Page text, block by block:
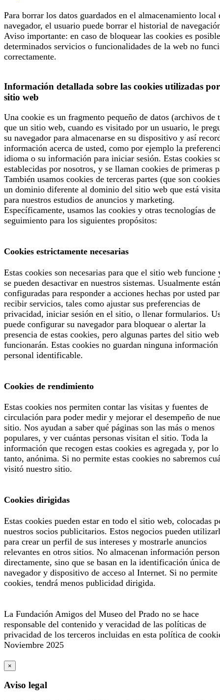
Para borrar los datos guardados en el almacenamiento local
navegador, el usuario puede borrar el historial de
Aviso importante: en caso de bloquear las cookies es
determinados servicios o funcionalidades de la web no
correctamente.
Información detallada sobre las cookies utilizadas por
sitio web
Una cookie es un fragmento pequeño de datos (archivos de
que un sitio web, cuando es visitado por un usuario, le
su navegador para almacenarse en su dispositivo y así
información acerca de usted, como por ejemplo la
idioma o su información para iniciar sesión. Estas cookies
establecidas por nosotros, y se llaman cookies de primeras
También usamos cookies de terceras partes (que son
un dominio diferente al dominio del sitio web que está
para nuestros estudios de anuncios y marketing.
Específicamente, usamos las cookies y otras tecnologías de
seguimiento para los siguientes propósitos:
Cookies estrictamente necesarias
Estas cookies son necesarias para que el sitio web funcione
se pueden desactivar en nuestros sistemas. Usualmente están
configuradas para responder a acciones hechas por usted
recibir servicios, tales como ajustar sus preferencias de
privacidad, iniciar sesión en el sitio, o llenar formularios.
puede configurar su navegador para bloquear o alertar la
presencia de estas cookies, pero algunas partes del sitio
funcionarán. Estas cookies no guardan ninguna información
personal identificable.
Cookies de rendimiento
Estas cookies nos permiten contar las visitas y fuentes de
circulación para poder medir y mejorar el desempeño de
sitio. Nos ayudan a saber qué páginas son las más o menos
populares, y ver cuántas personas visitan el sitio. Toda la
información que recogen estas cookies es agregada y, por lo
tanto, anónima. Si no permite estas cookies no sabremos
visitó nuestro sitio.
Cookies dirigidas
Estas cookies pueden estar en todo el sitio web, colocadas
nuestros socios publicitarios. Estos negocios pueden
para crear un perfil de sus intereses y mostrarle anuncios
relevantes en otros sitios. No almacenan información
directamente, sino que se basan en la identificación única
navegador y dispositivo de acceso al Internet. Si no permite
cookies, tendrá menos publicidad dirigida.
La Fundación Amigos del Museo del Prado no se hace
responsable del contenido y veracidad de las políticas de
privacidad de los terceros incluidas en esta política de
Noviembre 2025
×
Aviso legal